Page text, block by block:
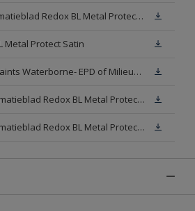
Technisch Informatieblad Redox BL Metal Protect (PDF)
Metal Protect Satin
Sikkens Metal Paints Waterborne- EPD of Milieuproductverklaring
Veiligheidsinformatieblad Redox BL Metal Protect Satin N00 (MSDS)
Veiligheidsinformatieblad Redox BL Metal Protect Satin White W05 (MSDS)